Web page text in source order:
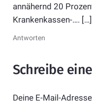
annähernd 20
Krankenkassen-…. […]
Antworten
Schreibe
Deine E-Mail-